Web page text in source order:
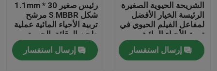
الشريحة الحيوية الصغيرة
الرئيسة الخيار الأفضل
لمفاعل الفيلم الحيوي في
تربية الأحياء المائية
إرسال استفسار
رئيس صغير 30 * 1.1mm
شكل S MBBR مرشح
تربية الأحياء المائية عملية
طحن الرقائق الحيوية
إرسال استفسار